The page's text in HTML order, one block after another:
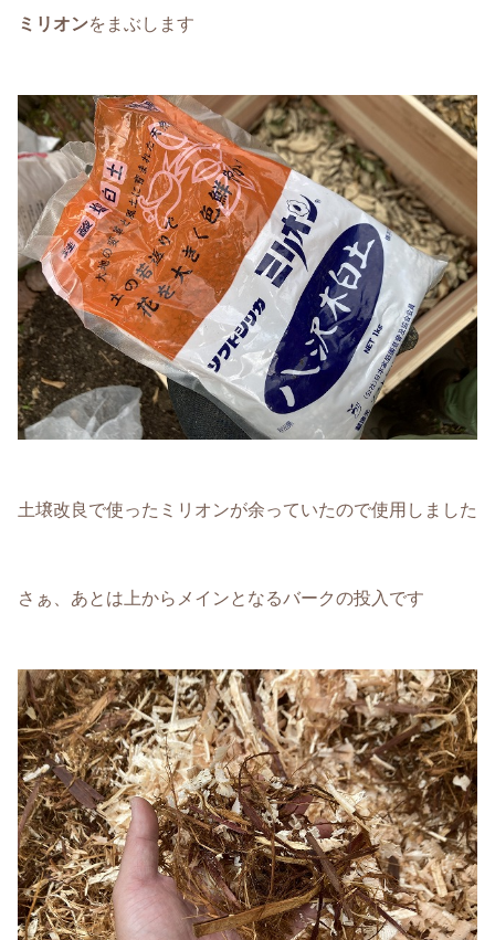
ミリオンをまぶします
土壌改良で使ったミリオンが余っていたので使用しました
さぁ、あとは上からメインとなるバークの投入です